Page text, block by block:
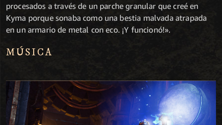
procesados a través de un parche granular que creé en
Kyma porque sonaba como una bestia malvada atrapada
en un armario de metal con eco. ¡Y funcionó!».
MÚSICA